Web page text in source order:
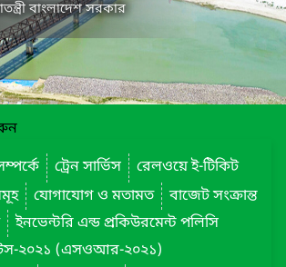
বাংলাদেশ সরকার
ট্রেন সার্ভিস
রেলওয়ে ই-টিকিট
যোগাযোগ ও মতামত
বাজেট সংক্রান্ত
ইনভেন্টরি এন্ড প্রকিউরমেন্ট পলিসি
২০২১ (এসওআর-২০২১)